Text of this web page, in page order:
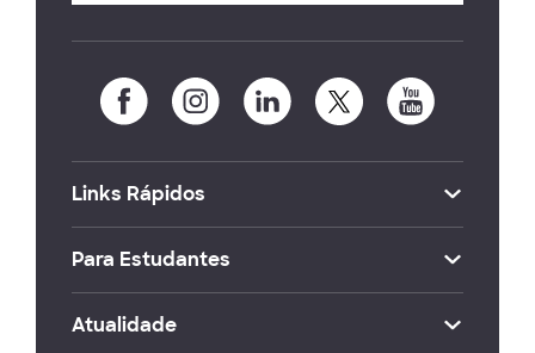
Links Rápidos
Para Estudantes
Atualidade